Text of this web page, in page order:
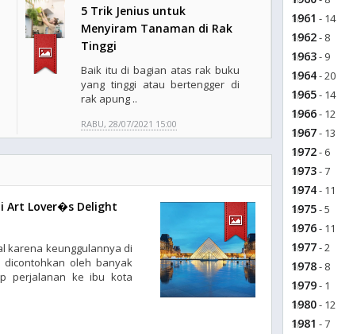
5 Trik Jenius untuk
Menyiram Tanaman di Rak
Tinggi
Baik itu di bagian atas rak buku
yang tinggi atau bertengger di
rak apung ..
RABU, 28/07/2021 15:00
Art Lover�s Delight
karena keunggulannya di
oleh banyak
perjalanan ke ibu kota
1961 - 14
1962- 8
1963- 9
1964- 20
1965- 14
1966- 12
1967- 13
1972- 6
1973- 7
1974- 11
1975- 5
1976- 11
1977- 2
1978- 8
1979- 1
1980- 12
1981 - 7